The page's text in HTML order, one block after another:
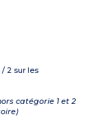
2 sur les
catégorie 1 et 2